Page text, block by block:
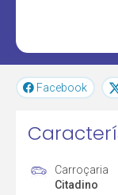
Facebook
Carroçaria
Citadino